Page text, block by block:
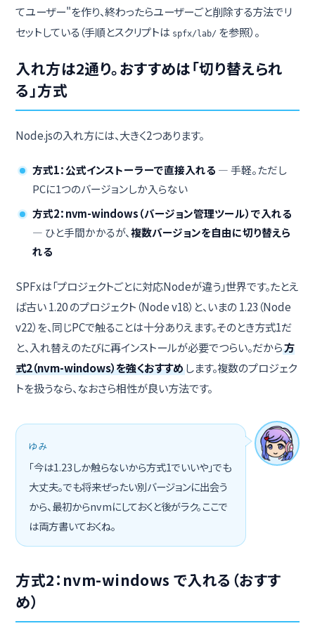
てユーザー"を作り、終わったらユーザーごと削除する方法でリ
セットしている（手順とスクリプトは spfx/lab/ を参照）。
入れ方は2通り。おすすめは「切り替えられ
る」方式
Node.jsの入れ方には、大きく2つあります。
方式1：公式インストーラーで直接入れる — 手軽。ただし
PCに1つのバージョンしか入らない
方式2：nvm-windows（バージョン管理ツール）で入れる
— ひと手間かかるが、複数バージョンを自由に切り替えら
れる
SPFxは「プロジェクトごとに対応Nodeが違う」世界です。たとえ
ば古い 1.20 のプロジェクト（Node v18）と、いまの 1.23（Node
v22）を、同じPCで触ることは十分ありえます。そのとき方式1だ
と、入れ替えのたびに再インストールが必要でつらい。だから方
式2（nvm-windows）を強くおすすめします。複数のプロジェク
トを扱うなら、なおさら相性が良い方法です。
ゆみ
「今は1.23しか触らないから方式1でいいや」でも
大丈夫。でも将来ぜったい別バージョンに出会う
から、最初からnvmにしておくと後がラク。ここで
は両方書いておくね。
方式2：nvm-windows で入れる（おすす
め）